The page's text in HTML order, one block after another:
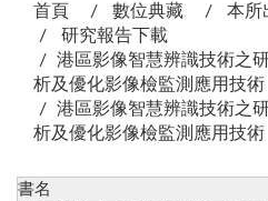
首頁 數位典藏
本所
研究報告下載
港區影像智慧辨識技術之
析及優化影像檢監測應用技術
港區影像智慧辨識技術之
析及優化影像檢監測應用技術
書名